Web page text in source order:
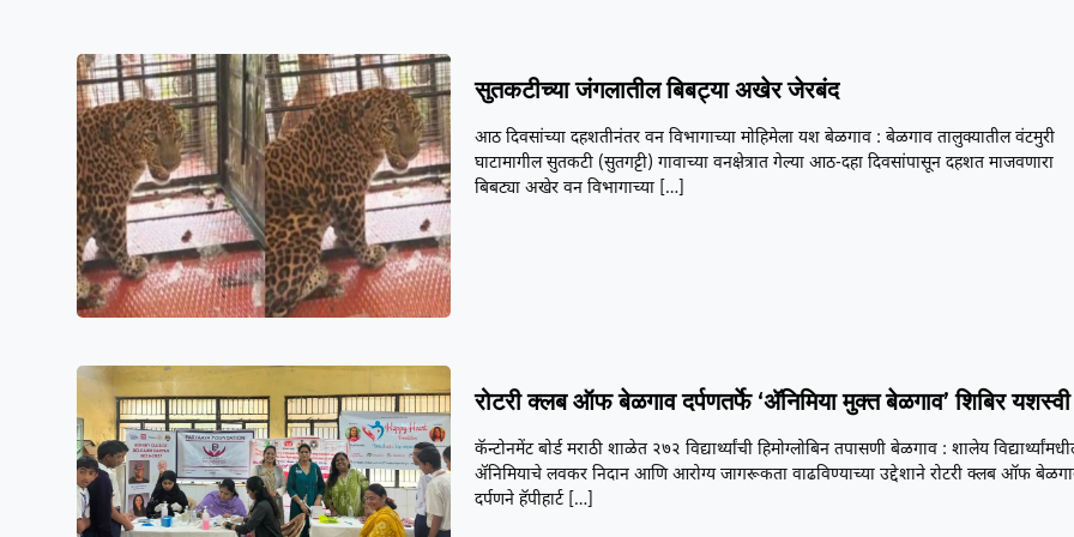
सुतकटीच्या जंगलातील बिबट्या अखेर जेरबंद
आठ दिवसांच्या दहशतीनंतर वन विभागाच्या मोहिमेला यश बेळगाव : बेळगाव तालुक्यातील वंटमुरी
घाटामागील सुतकटी (सुतगट्टी) गावाच्या वनक्षेत्रात गेल्या आठ-दहा दिवसांपासून दहशत माजवणारा
बिबट्या अखेर वन विभागाच्या […]
रोटरी क्लब ऑफ बेळगाव दर्पणतर्फे ‘ॲनिमिया मुक्त बेळगाव’ शिबिर यशस्वी
कॅन्टोनमेंट बोर्ड मराठी शाळेत २७२ विद्यार्थ्यांची हिमोग्लोबिन तपासणी बेळगाव : शालेय
ॲनिमियाचे लवकर निदान आणि आरोग्य जागरूकता वाढविण्याच्या उद्देशाने रोटरी क्लब ऑफ
दर्पणने हॅपीहार्ट[…]